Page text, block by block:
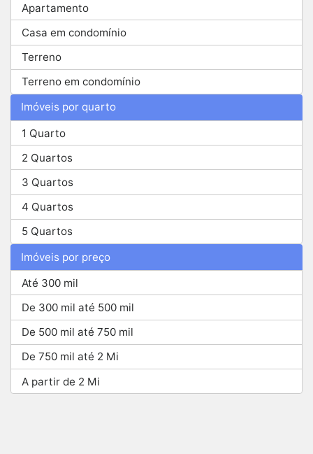
Apartamento
Casa em condomínio
Terreno
Terreno em condomínio
Imóveis por quarto
1 Quarto
2 Quartos
3 Quartos
4 Quartos
5 Quartos
Imóveis por preço
Até 300 mil
De 300 mil até 500 mil
De 500 mil até 750 mil
De 750 mil até 2 Mi
A partir de 2 Mi